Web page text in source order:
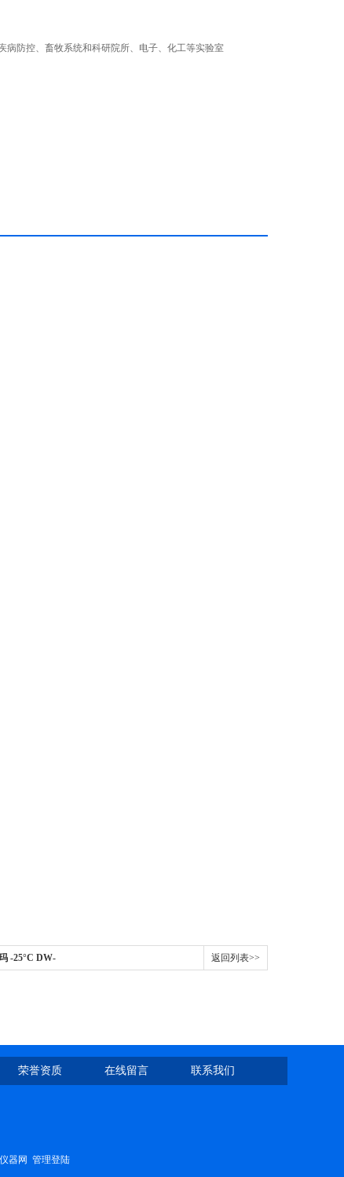
病防控、畜牧系统和科研院所、电子、化工等实验室
-25°C DW- 返回列表>>
荣誉资质 在线留言 联系我们
器网 管理登陆